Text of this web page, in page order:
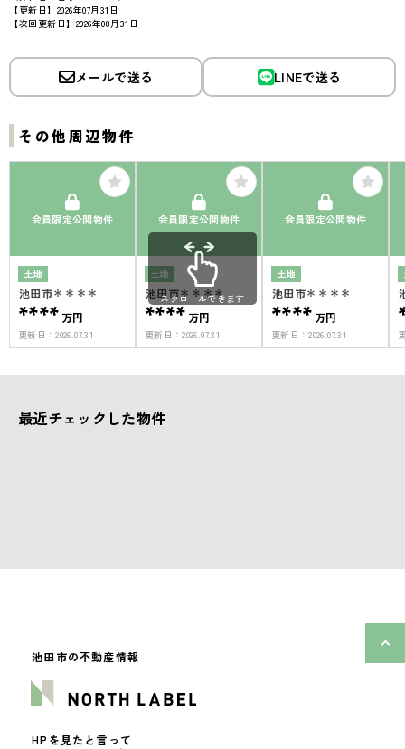
【更新日】2026年07月31日
【次回更新日】2026年08月31日
メールで送る LINEで送る
その他周辺物件
会員限定公開物件
土地
池田市＊＊＊＊
**** 万円
更新日：2026.07.31
会員限定公開物件
土地
池田市＊＊＊＊
**** 万円
更新日：2026.07.31
会員限定公開物件
土地
池田市＊＊＊＊
**** 万円
更新日：2026.07.31
スクロールできます
最近チェックした物件
池田市の不動産情報
HPを見たと言って